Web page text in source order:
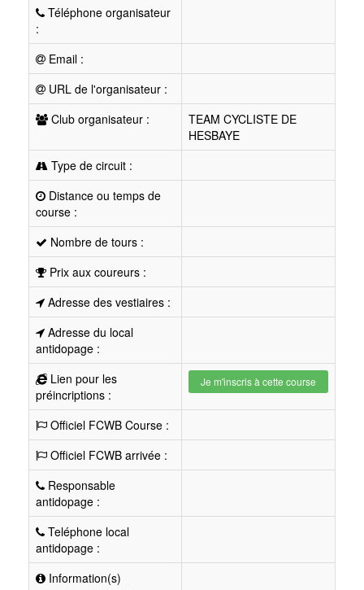
Téléphone organisateur
:
Email :
URL de l'organisateur :
Club organisateur :
TEAM CYCLISTE DE
HESBAYE
Type de circuit :
Distance ou temps de
course :
Nombre de tours :
Prix aux coureurs :
Adresse des vestiaires :
Adresse du local
antidopage :
Lien pour les
préincriptions :
Je m'inscris à cette course
Officiel FCWB Course :
Officiel FCWB arrivée :
Responsable
antidopage :
Teléphone local
antidopage :
Information(s)